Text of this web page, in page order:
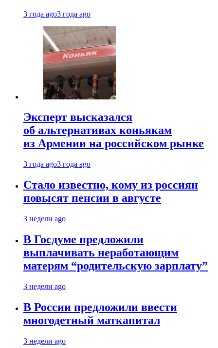
3 года ago3 года ago
Эксперт высказался
об альтернативах коньякам
из Армении на российском рынке
3 года ago3 года ago
Стало известно, кому из россиян
повысят пенсии в августе
3 недели ago
В Госдуме предложили
выплачивать неработающим
матерям “родительскую зарплату”
3 недели ago
В России предложили ввести
многодетный маткапитал
3 недели ago